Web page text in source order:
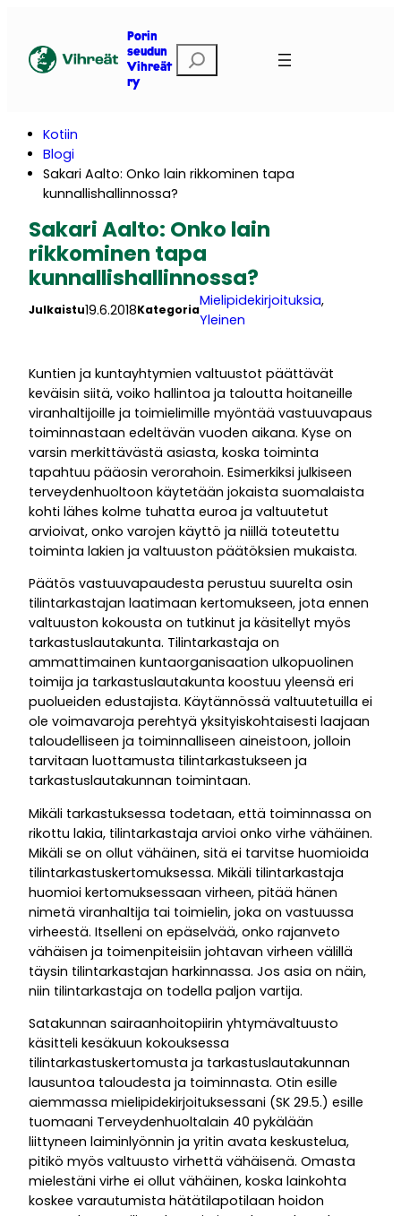
Porin
seudun
Vihreät
ry
t
Kotiin
Blogi
Sakari Aalto: Onko lain rikkominen tapa
kunnallishallinnossa?
Sakari Aalto: Onko lain
rikkominen tapa
kunnallishallinnossa?
Julkaistu19.6.2018Kategoria
Mielipidekirjoituksia
Yleinen
Kuntien ja kuntayhtymien valtuustot päättävät
keväisin siitä, voiko hallintoa ja taloutta hoitaneille
viranhaltijoille ja toimielimille myöntää vastuuvapaus
toiminnastaan edeltävän vuoden aikana. Kyse on
varsin merkittävästä asiasta, koska toiminta
tapahtuu pääosin verorahoin. Esimerkiksi julkiseen
terveydenhuoltoon käytetään jokaista suomalaista
kohti lähes kolme tuhatta euroa ja valtuutetut
arvioivat, onko varojen käyttö ja niillä toteutettu
toiminta lakien ja valtuuston päätöksien mukaista.
Päätös vastuuvapaudesta perustuu suurelta osin
tilintarkastajan laatimaan kertomukseen, jota ennen
valtuuston kokousta on tutkinut ja käsitellyt myös
tarkastuslautakunta. Tilintarkastaja on
ammattimainen kuntaorganisaation ulkopuolinen
toimija ja tarkastuslautakunta koostuu yleensä eri
puolueiden edustajista. Käytännössä valtuutetuilla ei
ole voimavaroja perehtyä yksityiskohtaisesti laajaan
taloudelliseen ja toiminnalliseen aineistoon, jolloin
tarvitaan luottamusta tilintarkastukseen ja
tarkastuslautakunnan toimintaan.
Mikäli tarkastuksessa todetaan, että toiminnassa on
rikottu lakia, tilintarkastaja arvioi onko virhe vähäinen.
Mikäli se on ollut vähäinen, sitä ei tarvitse huomioida
tilintarkastuskertomuksessa. Mikäli tilintarkastaja
huomioi kertomuksessaan virheen, pitää hänen
nimetä viranhaltija tai toimielin, joka on vastuussa
virheestä. Itselleni on epäselvää, onko rajanveto
vähäisen ja toimenpiteisiin johtavan virheen välillä
täysin tilintarkastajan harkinnassa. Jos asia on näin,
niin tilintarkastaja on todella paljon vartija.
Satakunnan sairaanhoitopiirin yhtymävaltuusto
käsitteli kesäkuun kokouksessa
tilintarkastuskertomusta ja tarkastuslautakunnan
lausuntoa taloudesta ja toiminnasta. Otin esille
aiemmassa mielipidekirjoituksessani (SK 29.5.) esille
tuomaani Terveydenhuoltalain 40 pykälään
liittyneen laiminlyönnin ja yritin avata keskustelua,
pitikö myös valtuusto virhettä vähäisenä. Omasta
mielestäni virhe ei ollut vähäinen, koska lainkohta
koskee varautumista hätätilapotilaan hoidon